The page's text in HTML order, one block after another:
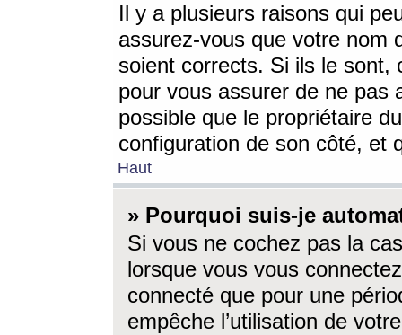
Il y a plusieurs raisons qui
assurez-vous que votre nom
soient corrects. Si ils le sont,
pour vous assurer de ne pas
possible que le propriétaire
configuration de son côté, et
Haut
» Pourquoi suis-je
Si vous ne cochez pas la
lorsque vous vous
connecté que pour une
empêche l’utilisation de